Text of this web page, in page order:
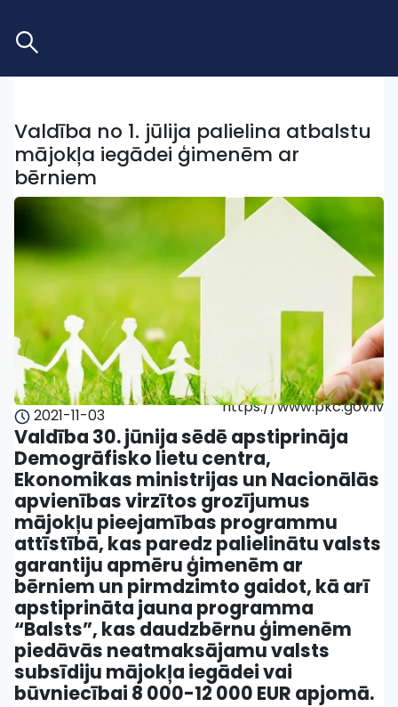
Valdība no 1. jūlija palielina atbalstu
mājokļa iegādei ģimenēm ar
bērniem
2021-11-03 https://www.pkc.gov.lv
Valdība 30. jūnija sēdē apstiprināja
Demogrāfisko lietu centra,
Ekonomikas ministrijas un Nacionālās
apvienības virzītos grozījumus
mājokļu pieejamības programmu
attīstībā, kas paredz palielinātu valsts
garantiju apmēru ģimenēm ar
bērniem un pirmdzimto gaidot, kā arī
apstiprināta jauna programma
“Balsts”, kas daudzbērnu ģimenēm
piedāvās neatmaksājamu valsts
subsīdiju mājokļa iegādei vai
būvniecībai 8 000-12 000 EUR apjomā.